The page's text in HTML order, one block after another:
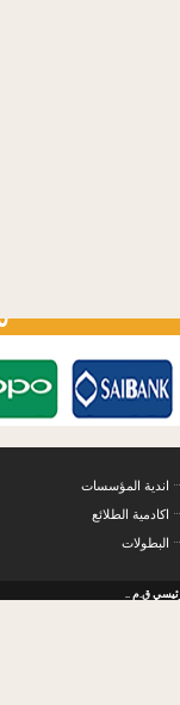
اندية المؤسسات
اكادمية الطلائع
البطولات